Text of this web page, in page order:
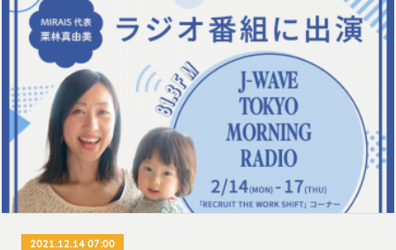
2021.12.14 07:00